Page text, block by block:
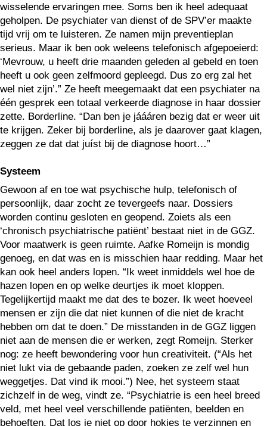
wisselende ervaringen mee. Soms ben ik heel adequaat
geholpen. De psychiater van dienst of de SPV’er maakte
tijd vrij om te luisteren. Ze namen mijn preventieplan
serieus. Maar ik ben ook weleens telefonisch afgepoeierd:
‘Mevrouw, u heeft drie maanden geleden al gebeld en toen
heeft u ook geen zelfmoord gepleegd. Dus zo erg zal het
wel niet zijn’.” Ze heeft meegemaakt dat een psychiater na
één gesprek een totaal verkeerde diagnose in haar dossier
zette. Borderline. “Dan ben je jáááren bezig dat er weer uit
te krijgen. Zeker bij borderline, als je daarover gaat klagen,
zeggen ze dat dat juíst bij de diagnose hoort…”
Systeem
Gewoon af en toe wat psychische hulp, telefonisch of
persoonlijk, daar zocht ze tevergeefs naar. Dossiers
worden continu gesloten en geopend. Zoiets als een
‘chronisch psychiatrische patiënt’ bestaat niet in de GGZ.
Voor maatwerk is geen ruimte. Aafke Romeijn is mondig
genoeg, en dat was en is misschien haar redding. Maar het
kan ook heel anders lopen. “Ik weet inmiddels wel hoe de
hazen lopen en op welke deurtjes ik moet kloppen.
Tegelijkertijd maakt me dat des te bozer. Ik weet hoeveel
mensen er zijn die dat niet kunnen of die niet de kracht
hebben om dat te doen.” De misstanden in de GGZ liggen
niet aan de mensen die er werken, zegt Romeijn. Sterker
nog: ze heeft bewondering voor hun creativiteit. (“Als het
niet lukt via de gebaande paden, zoeken ze zelf wel hun
weggetjes. Dat vind ik mooi.”) Nee, het systeem staat
zichzelf in de weg, vindt ze. “Psychiatrie is een heel breed
veld, met heel veel verschillende patiënten, beelden en
behoeften. Dat los je niet op door hokjes te verzinnen en